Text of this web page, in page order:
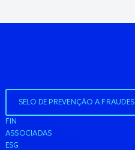
SELO DE PREVENÇÃO A FRAUDES
FIN
ASSOCIADAS
ESG